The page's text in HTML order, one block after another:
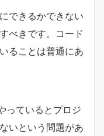
できるかできない
べきです。コード
ることは普通にあ
っているとプロジ
いという問題があ